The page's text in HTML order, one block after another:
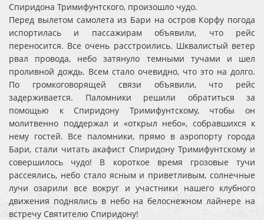
Спиридона Тримифунтского, произошло чудо.
Перед вылетом самолета из Бари на остров Корфу погода
испортилась и пассажирам объявили, что рейс
переносится. Все очень расстроились. Шквалистый ветер
рвал провода, небо затянуло темными тучами и шел
проливной дождь. Всем стало очевидно, что это на долго.
По громкоговорящей связи объявили, что рейс
задерживается. Паломники решили обратиться за
помощью к Спиридону Тримифунтскому, чтобы он
молитвенно поддержал и «открыл небо», собравшихся к
нему гостей. Все паломники, прямо в аэропорту города
Бари, стали читать акафист Спиридону Тримифунтскому и
совершилось чудо! В короткое время грозовые тучи
рассеялись, небо стало ясным и приветливым, солнечные
лучи озарили все вокруг и участники нашего клубного
движения поднялись в небо на белоснежном лайнере на
встречу Святителю Спиридону!